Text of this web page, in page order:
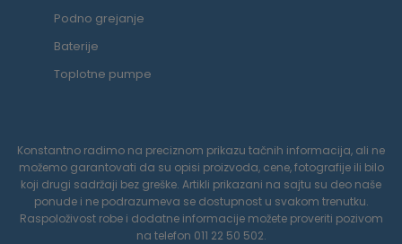
Podno grejanje
Baterije
Toplotne pumpe
Konstantno radimo na preciznom prikazu tačnih informacija, ali ne
možemo garantovati da su opisi proizvoda, cene, fotografije ili bilo
koji drugi sadržaji bez greške. Artikli prikazani na sajtu su deo naše
ponude i ne podrazumeva se dostupnost u svakom trenutku.
Raspoloživost robe i dodatne informacije možete proveriti pozivom
na telefon 011 22 50 502.